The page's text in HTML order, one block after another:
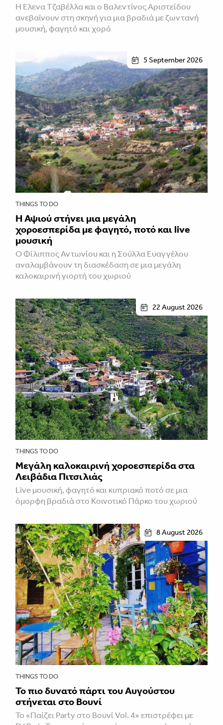
Η Έλενα Τζαβέλλα και ο Βαλεντίνος Αριστείδου
ανεβαίνουν στη σκηνή για μια βραδιά με ζωντανή
μουσική, φαγητό και χορό
5 September 2026
THINGS TO DO
Η Αψιού στήνει μια μεγάλη
χοροεσπερίδα με φαγητό, ποτό και live
μουσική
Ο Φίλιππος Αντωνίου και η Σούλλα Ευαγγέλου
αναλαμβάνουν τη διασκέδαση σε μια μεγάλη
καλοκαιρινή γιορτή του χωριού
22 August 2026
THINGS TO DO
Μεγάλη καλοκαιρινή χοροεσπερίδα στα
Λειβάδια Πιτσιλιάς
Live μουσική, φαγητό και κυπριακό ποτό σε μια
όμορφη βραδιά στο Κοινοτικό Πάρκο του χωριού
8 August 2026
THINGS TO DO
Το πιο δυνατό πάρτι του Αυγούστου
στήνεται στο Βουνί
Το «Παίζει Party στο Βουνί Vol. 4» επιστρέφει με